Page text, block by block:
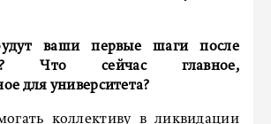
ваши первые шаги после
Что сейчас главное,
для университета?
коллективу в ликвидации